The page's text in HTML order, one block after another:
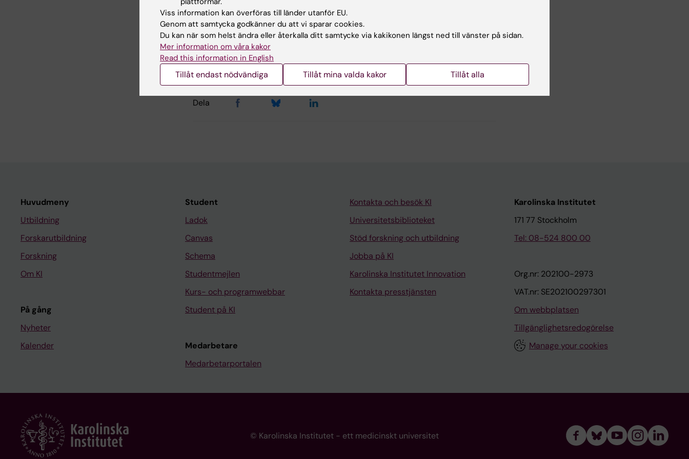
Hade du nytta av informationen på denna sida?
Redaktör:Ulrika Markne
Sidan uppdaterad:2026-03-04
Dela
Huvudmeny
Utbildning
Forskarutbildning
Forskning
Om KI
På gång
Nyheter
Kalender
Student
Ladok
Canvas
Schema
Studentmejlen
Kurs- och programwebbar
Student på KI
Medarbetare
Medarbetarportalen
Kontakta och besök KI
Universitetsbiblioteket
Stöd forskning och utbildning
Jobba på KI
Karolinska Institutet Innovation
Kontakta presstjänsten
Karolinska Institutet
171 77 Stockholm
Tel: 08-524 800 00
Org.nr: 202100-2973
VAT.nr: SE202100297301
Om webbplatsen
Tillgänglighetsredogörelse
Manage your cookies
© Karolinska Institutet - ett medicinskt universitet
Viss information kan överföras till länder utanför EU.
Genom att samtycka godkänner du att vi sparar cookies.
Du kan när som helst ändra eller återkalla ditt samtycke via kakikonen längst ned till vänster på sidan.
Mer information om våra kakor
Read this information in English
Tillåt endast nödvändiga Tillåt mina valda kakor Tillåt alla